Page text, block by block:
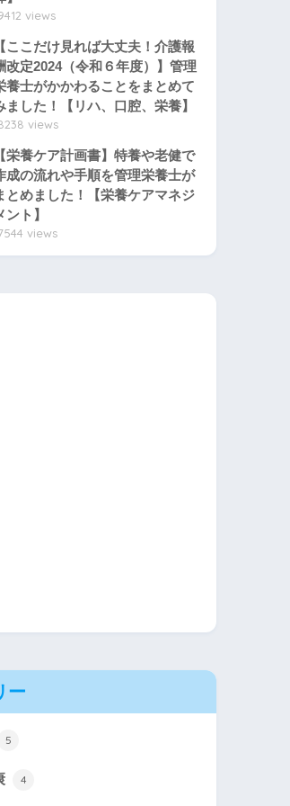
views
【ここだけ見れば大丈夫！介護報
改定2024（令和６年度）】管理
養士がかかわることをまとめて
ました！【リハ、口腔、栄養】
views
【栄養ケア計画書】特養や老健で
成の流れや手順を管理栄養士が
とめました！【栄養ケアマネジ
ント】
views
ー
5
4